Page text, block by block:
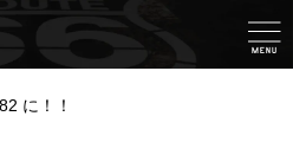
に！！